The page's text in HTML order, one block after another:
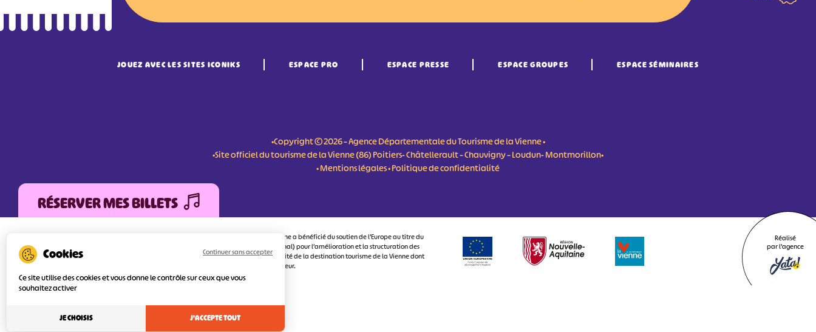
JOUEZ AVEC LES SITES ICONIKS ESPACE PRO ESPACE PRESSE ESPACE GROUPES ESPACE SÉMINAIRES
•Copyright © 2026 – Agence Départementale du Tourisme de la Vienne •
•Site officiel du tourisme de la Vienne (86) Poitiers- Châtellerault – Chauvigny – Loudun- Montmorillon•
•Mentions légales•Politique de confidentialité
RÉSERVER MES BILLETS
L'Agence Départementale de Tourisme de la Vienne a bénéficié du soutien de l’Europe au titre du
FEDER (Fonds Européen de développement Régional) pour l’amélioration et la structuration des
services numériques pour une meilleure attractivité de la destination tourisme de la Vienne dont
l’objectif principal est d’orienter au mieux le visiteur.
Réalisé
par l'agence
Ce site utilise des cookies et vous donne le contrôle sur ceux que vous
souhaitez activer
J'ACCEPTE TOUT
Continuer sans accepter
JE CHOISIS